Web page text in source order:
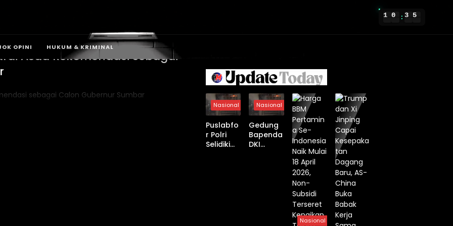
1 0 : 3 5
OPINI HUKUM & KRIMINAL
Asda Rekomendasi sebagai
Nasional
Puslabfo
r Polri
Selidiki
Nasional
Gedung
Bapenda
DKI
Nasional